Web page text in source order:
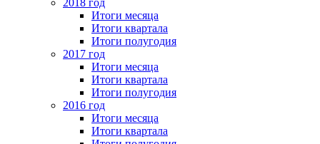
Итоги месяца
Итоги квартала
Итоги полугодия
2017 год
Итоги месяца
Итоги квартала
Итоги полугодия
2016 год
Итоги месяца
Итоги квартала